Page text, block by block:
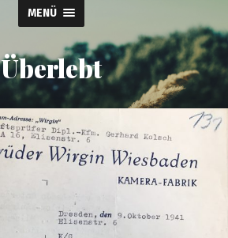
MENÜ
Überlebt